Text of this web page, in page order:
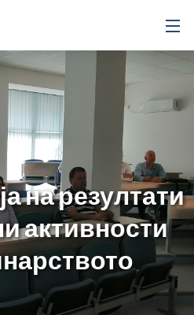
на резултати
активности